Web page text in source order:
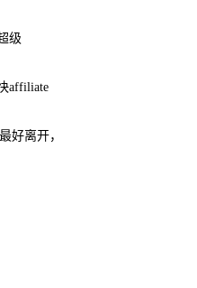
级
affiliate
好离开，